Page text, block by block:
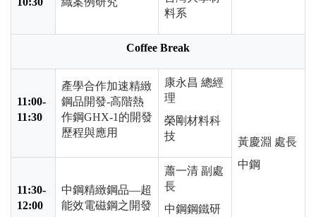
料系
Coffee Break
11:00-
11:30
產學合作加速精緻
鋼品開發-高階熱
作鋼GHX-1 的開發
歷程與應用
康永昌 總經
理
榮剛材料科
技
黃慶淵 處長
中鋼
11:30-
12:00
中鋼精緻鋼品—超
能效電磁鋼之開發
蕭一清 副處
長
中鋼鋼鐵研